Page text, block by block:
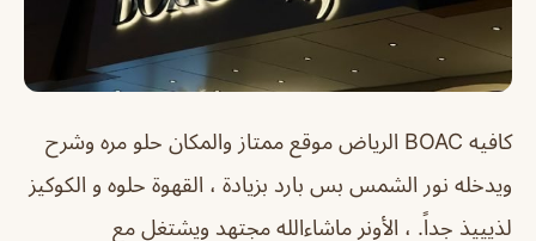
كافيه BOAC الرياض موقع ممتاز والمكان حلو مره وشرح
ويدخله نور الشمس بس بارد بزيادة ، القهوة حلوه و الكوكيز
لذيييذ جداً. ، الأونر ماشاءالله مجتهد ويشتغل مع